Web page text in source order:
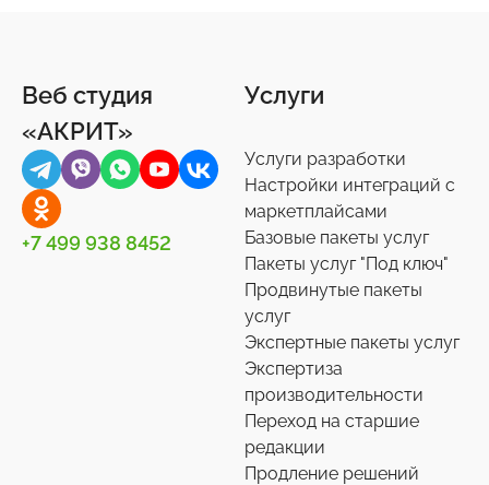
Веб студия
«АКРИТ»
+7 499 938 8452
Услуги
Услуги разработки
Настройки интеграций с
маркетплайсами
Базовые пакеты услуг
Пакеты услуг "Под ключ"
Продвинутые пакеты
услуг
Экспертные пакеты услуг
Экспертиза
производительности
Переход на старшие
редакции
Продление решений